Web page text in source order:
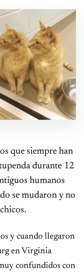
que siempre han
durante 12
humanos
se mudaron y no
y cuando llegaron
en Virginia
confundidos con